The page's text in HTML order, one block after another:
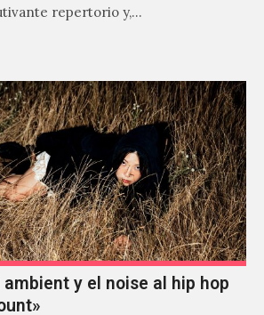
repertorio y,…
ambient y el noise al hip hop